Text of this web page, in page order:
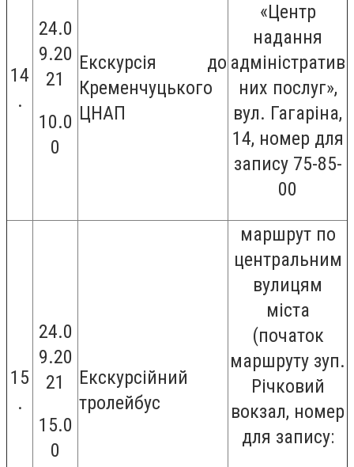
14
.
24.0
9.20
21
10.0
0
Екскурсія до
Кременчуцького
ЦНАП
«Центр
надання
адміністратив
них послуг»,
вул. Гагаріна,
14, номер для
запису 75-85-
00
15
.
24.0
9.20
21
15.0
0
Екскурсійний
тролейбус
маршрут по
центральним
вулицям
міста
(початок
маршруту зуп.
Річковий
вокзал, номер
для запису: